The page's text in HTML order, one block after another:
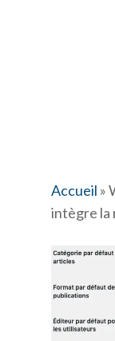
Accueil »
intègre la